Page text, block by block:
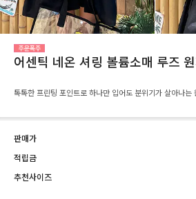
어센틱 네온 셔링 볼륨소매 루즈
톡톡한 프린팅 포인트로 하나만 입어도 분위기가 살아나는
판매가
적립금
추천사이즈